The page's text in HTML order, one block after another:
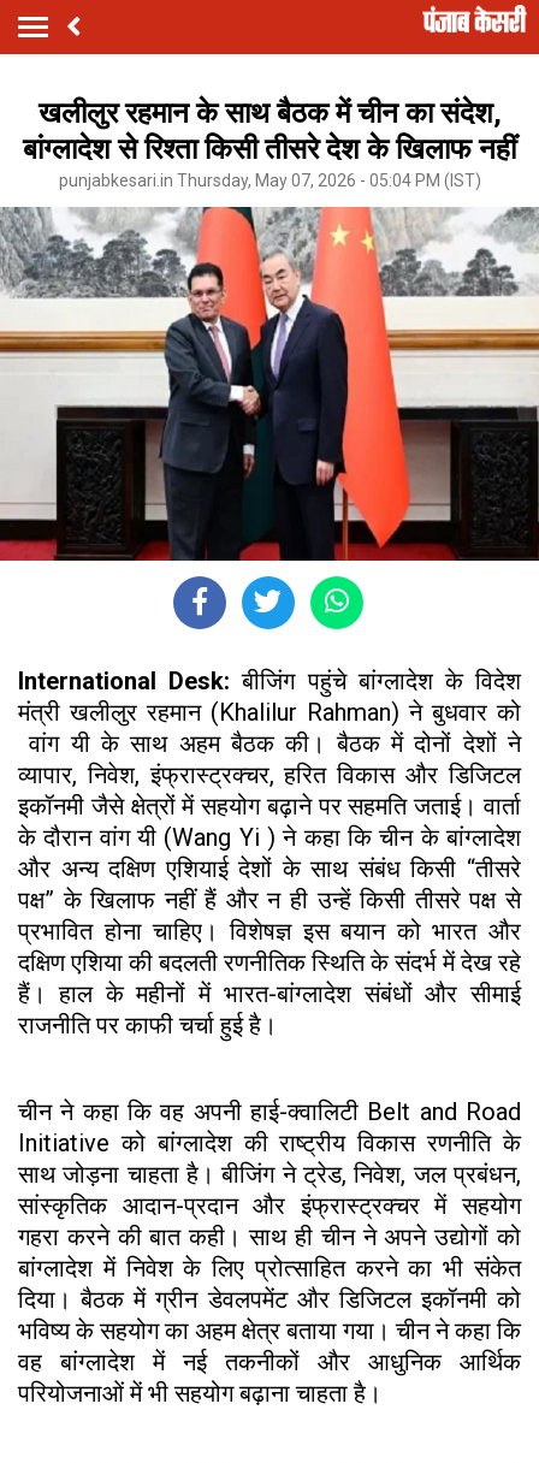
खलीलुर रहमान के साथ बैठक में चीन का संदेश,
बांग्लादेश से रिश्ता किसी तीसरे देश के खिलाफ नहीं
punjabkesari.in Thursday, May 07, 2026 - 05:04 PM (IST)
International Desk:बीजिंग पहुंचे बांग्लादेश के विदेश
मंत्री खलीलुर रहमान (Khalilur Rahman) ने बुधवार को
वांग यी के साथ अहम बैठक की। बैठक में दोनों देशों ने
व्यापार, निवेश, इंफ्रास्ट्रक्चर, हरित विकास और डिजिटल
इकॉनमी जैसे क्षेत्रों में सहयोग बढ़ाने पर सहमति जताई। वार्ता
के दौरान वांग यी (Wang Yi ) ने कहा कि चीन के बांग्लादेश
और अन्य दक्षिण एशियाई देशों के साथ संबंध किसी “तीसरे
पक्ष” के खिलाफ नहीं हैं और न ही उन्हें किसी तीसरे पक्ष से
प्रभावित होना चाहिए। विशेषज्ञ इस बयान को भारत और
दक्षिण एशिया की बदलती रणनीतिक स्थिति के संदर्भ में देख रहे
हैं। हाल के महीनों में भारत-बांग्लादेश संबंधों और सीमाई
राजनीति पर काफी चर्चा हुई है।
चीन ने कहा कि वह अपनी हाई-क्वालिटी Belt and Road
Initiative को बांग्लादेश की राष्ट्रीय विकास रणनीति के
साथ जोड़ना चाहता है। बीजिंग ने ट्रेड, निवेश, जल प्रबंधन,
सांस्कृतिक आदान-प्रदान और इंफ्रास्ट्रक्चर में सहयोग
गहरा करने की बात कही। साथ ही चीन ने अपने उद्योगों को
बांग्लादेश में निवेश के लिए प्रोत्साहित करने का भी संकेत
दिया। बैठक में ग्रीन डेवलपमेंट और डिजिटल इकॉनमी को
भविष्य के सहयोग का अहम क्षेत्र बताया गया। चीन ने कहा कि
वह बांग्लादेश में नई तकनीकों और आधुनिक आर्थिक
परियोजनाओं में भी सहयोग बढ़ाना चाहता है।